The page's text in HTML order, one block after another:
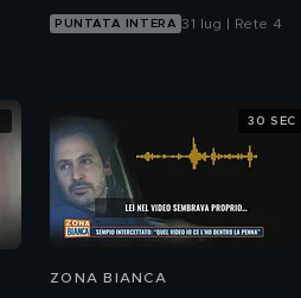
PUNTATA INTERA 31 lug | Rete 4
ZONA BIANCA
30 SEC